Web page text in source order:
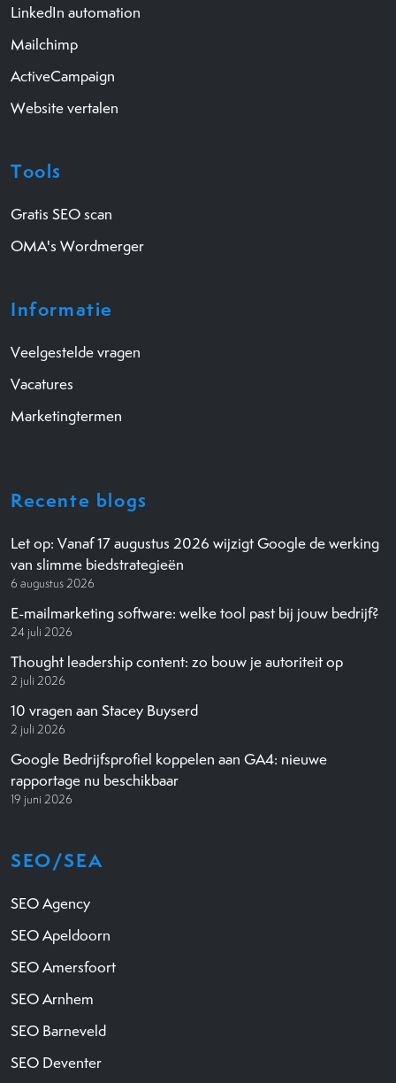
LinkedIn automation
Mailchimp
ActiveCampaign
Website vertalen
Tools
Gratis SEO scan
OMA's Wordmerger
Informatie
Veelgestelde vragen
Vacatures
Marketingtermen
Recente blogs
Let op: Vanaf 17 augustus 2026 wijzigt Google de werking
van slimme biedstrategieën
6 augustus 2026
E-mailmarketing software: welke tool past bij jouw bedrijf?
24 juli 2026
Thought leadership content: zo bouw je autoriteit op
2 juli 2026
10 vragen aan Stacey Buyserd
2 juli 2026
Google Bedrijfsprofiel koppelen aan GA4: nieuwe
rapportage nu beschikbaar
19 juni 2026
SEO/SEA
SEO Agency
SEO Apeldoorn
SEO Amersfoort
SEO Arnhem
SEO Barneveld
SEO Deventer